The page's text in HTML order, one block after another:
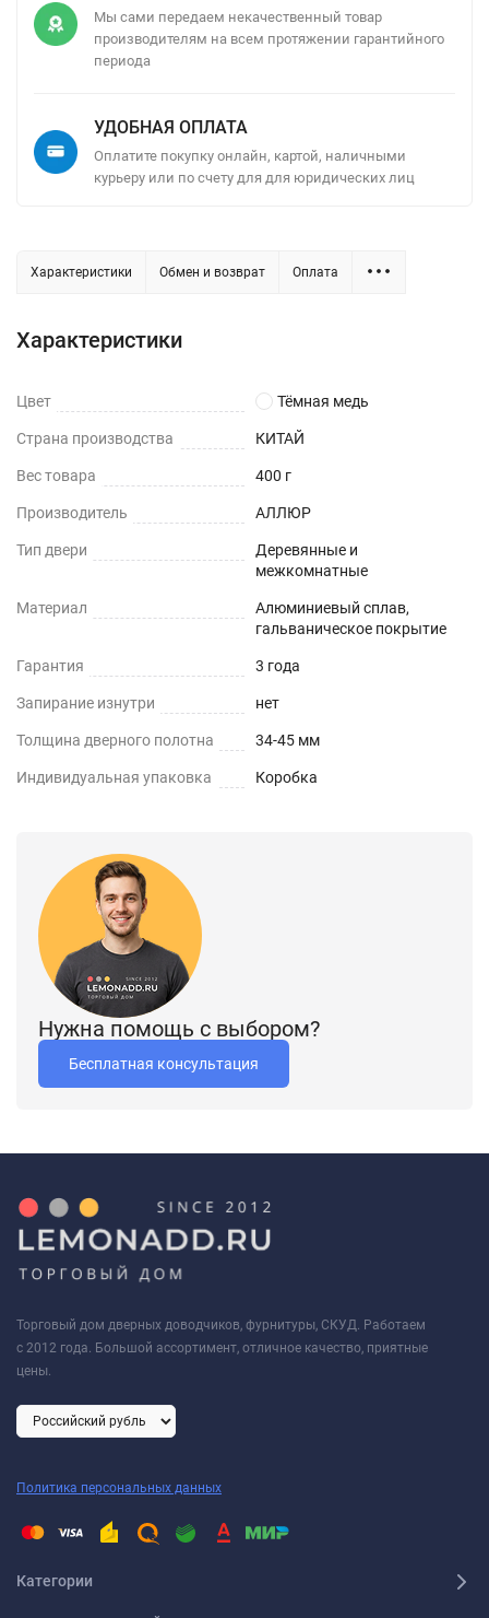
Мы сами передаем некачественный товар
производителям на всем протяжении гарантийного
периода
УДОБНАЯ ОПЛАТА
Оплатите покупку онлайн, картой, наличными
курьеру или по счету для для юридических лиц
Характеристики Обмен и возврат Оплата
Характеристики
Цвет Тёмная медь
Страна производства КИТАЙ
Вес товара 400 г
Производитель АЛЛЮР
Тип двери
Деревянные и
межкомнатные
Материал
Алюминиевый сплав,
гальваническое покрытие
Гарантия 3 года
Запирание изнутри нет
Толщина дверного полотна 34-45 мм
Индивидуальная упаковка Коробка
Нужна помощь с выбором?
Бесплатная консультация
Торговый дом дверных доводчиков, фурнитуры, СКУД. Работаем
с 2012 года. Большой ассортимент, отличное качество, приятные
цены.
Политика персональных данных
Категории